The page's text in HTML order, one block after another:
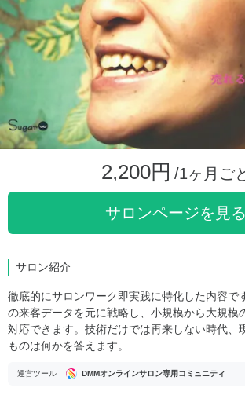
2,200円 /1ヶ月ご
サロンページを見る
サロン紹介
徹底的にサロンワーク即実践に特化した内容で
の来客データを元に戦略し、小規模から大規模
対応できます。技術だけでは再来しない時代、
ものは何かを答えます。
運営ツール DMMオンラインサロン専用コミュニティ